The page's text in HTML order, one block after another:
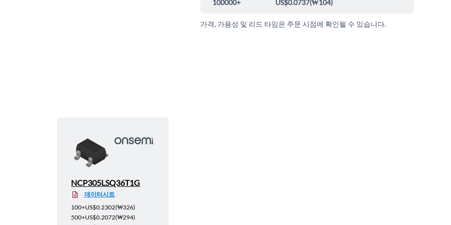
100000+ US$0.0737(₩104)
가격, 가용성 및 리드 타임은 주문 시점에 확인될 수 있습니다.
NCP305LSQ36T1G
데이터시트
100+US$0.2302(₩326)
500+US$0.2072(₩294)